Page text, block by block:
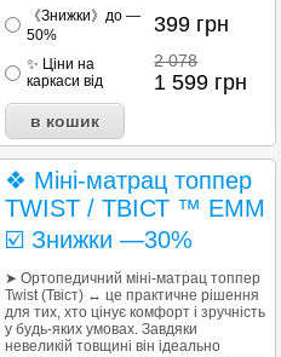
《Знижки》до —
50%
399 грн
✨ Ціни на
каркаси від
2 078
1 599 грн
❖ Міні-матрац топпер
TWIST / ТВІСТ ™ EMM
☑️ Знижки —30%
➤ Ортопедичний міні-матрац топпер
Twist (Твіст) ↔ це практичне рішення
для тих, хто цінує комфорт і зручність
у будь-яких умовах. Завдяки
невеликій товщині він ідеально